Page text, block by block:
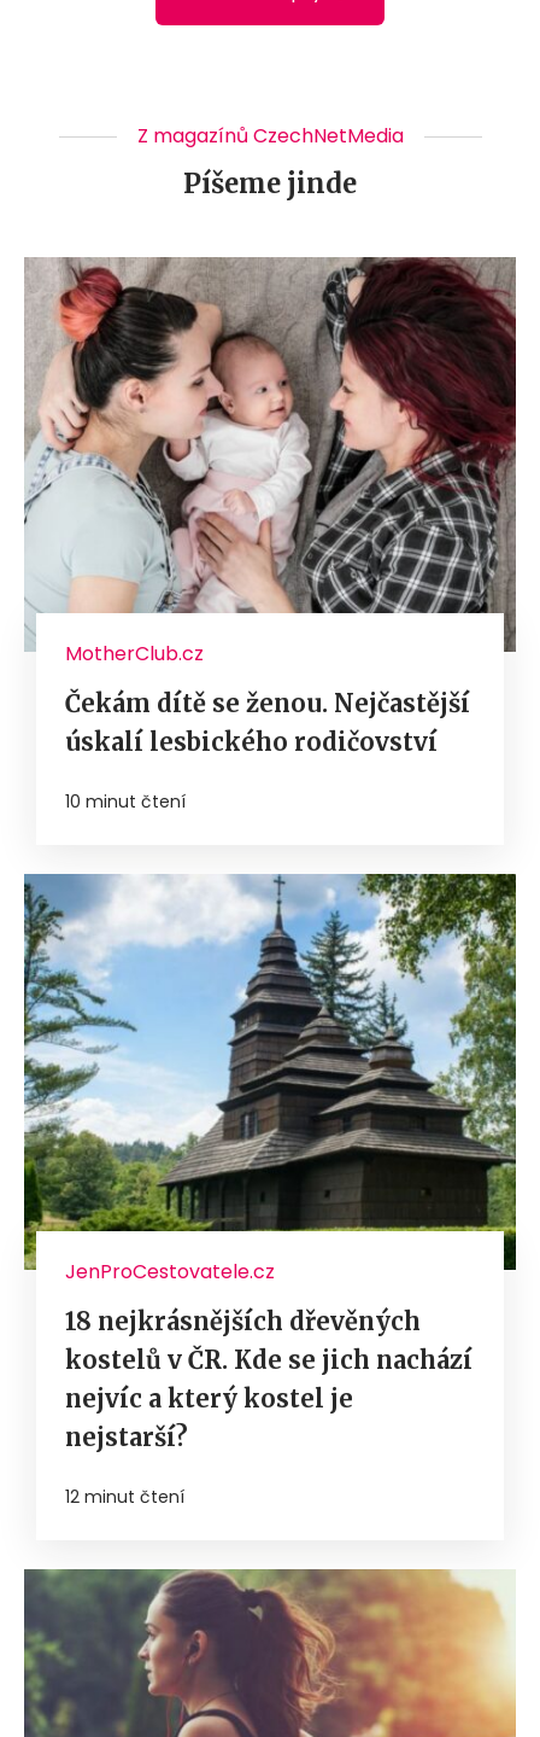
Z magazínů CzechNetMedia
Píšeme jinde
MotherClub.cz
Čekám dítě se ženou. Nejčastější
úskalí lesbického rodičovství
10 minut čtení
JenProCestovatele.cz
18 nejkrásnějších dřevěných
kostelů v ČR. Kde se jich nachází
nejvíc a který kostel je
nejstarší?
12 minut čtení